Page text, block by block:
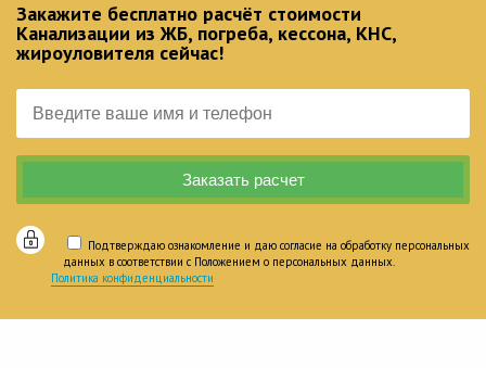
Закажите бесплатно расчёт стоимости
Канализации из ЖБ, погреба, кессона, КНС,
жироуловителя сейчас!
Подтверждаю ознакомление и даю согласие на обработку персональных
данных в соответствии с Положением о персональных данных.
Политика конфиденциальности